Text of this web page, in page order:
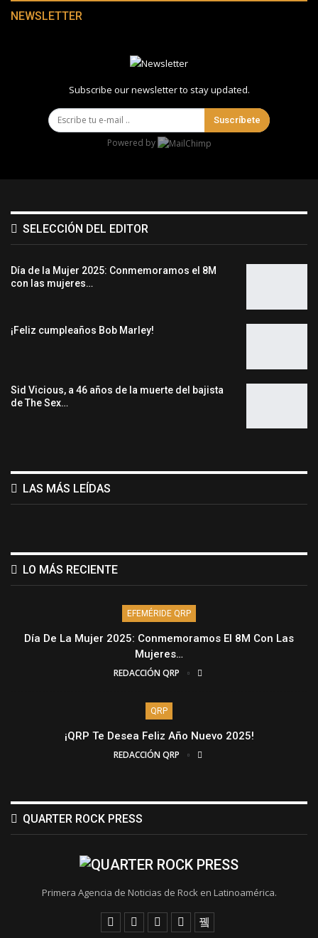
NEWSLETTER
Subscribe our newsletter to stay updated.
Suscríbete
Powered by
SELECCIÓN DEL EDITOR
Día de la Mujer 2025: Conmemoramos el 8M
con las mujeres…
¡Feliz cumpleaños Bob Marley!
Sid Vicious, a 46 años de la muerte del bajista
de The Sex…
LAS MÁS LEÍDAS
LO MÁS RECIENTE
EFEMÉRIDE QRP
Día De La Mujer 2025: Conmemoramos El 8M Con Las
Mujeres…
REDACCIÓN QRP
QRP
¡QRP Te Desea Feliz Año Nuevo 2025!
REDACCIÓN QRP
QUARTER ROCK PRESS
Primera Agencia de Noticias de Rock en Latinoamérica.